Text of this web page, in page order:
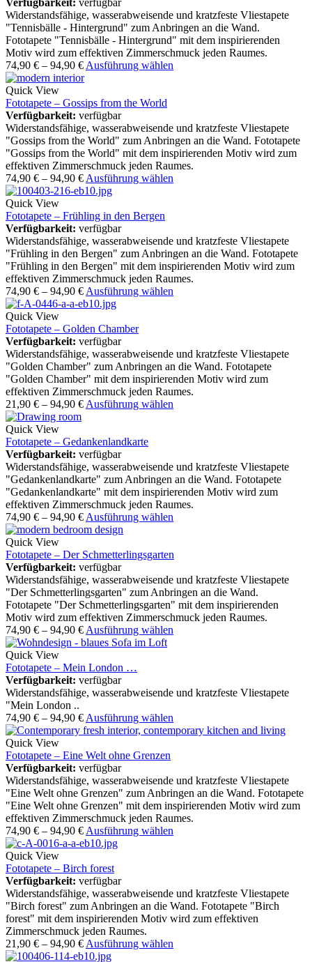
Verfügbarkeit: verfügbar
Widerstandsfähige, wasserabweisende und kratzfeste Vliestapete
"Tennisbälle - Hintergrund" zum Anbringen an die Wand.
Fototapete "Tennisbälle - Hintergrund" mit dem inspirierenden
Motiv wird zum effektiven Zimmerschmuck jeden Raumes.
74,90 € – 94,90 € Ausführung wählen
Quick View
Fototapete – Gossips from the World
Verfügbarkeit: verfügbar
Widerstandsfähige, wasserabweisende und kratzfeste Vliestapete
"Gossips from the World" zum Anbringen an die Wand. Fototapete
"Gossips from the World" mit dem inspirierenden Motiv wird zum
effektiven Zimmerschmuck jeden Raumes.
74,90 € – 94,90 € Ausführung wählen
Quick View
Fototapete – Frühling in den Bergen
Verfügbarkeit: verfügbar
Widerstandsfähige, wasserabweisende und kratzfeste Vliestapete
"Frühling in den Bergen" zum Anbringen an die Wand. Fototapete
"Frühling in den Bergen" mit dem inspirierenden Motiv wird zum
effektiven Zimmerschmuck jeden Raumes.
74,90 € – 94,90 € Ausführung wählen
Quick View
Fototapete – Golden Chamber
Verfügbarkeit: verfügbar
Widerstandsfähige, wasserabweisende und kratzfeste Vliestapete
"Golden Chamber" zum Anbringen an die Wand. Fototapete
"Golden Chamber" mit dem inspirierenden Motiv wird zum
effektiven Zimmerschmuck jeden Raumes.
21,90 € – 94,90 € Ausführung wählen
Quick View
Fototapete – Gedankenlandkarte
Verfügbarkeit: verfügbar
Widerstandsfähige, wasserabweisende und kratzfeste Vliestapete
"Gedankenlandkarte" zum Anbringen an die Wand. Fototapete
"Gedankenlandkarte" mit dem inspirierenden Motiv wird zum
effektiven Zimmerschmuck jeden Raumes.
74,90 € – 94,90 € Ausführung wählen
Quick View
Fototapete – Der Schmetterlingsgarten
Verfügbarkeit: verfügbar
Widerstandsfähige, wasserabweisende und kratzfeste Vliestapete
"Der Schmetterlingsgarten" zum Anbringen an die Wand.
Fototapete "Der Schmetterlingsgarten" mit dem inspirierenden
Motiv wird zum effektiven Zimmerschmuck jeden Raumes.
74,90 € – 94,90 € Ausführung wählen
Quick View
Fototapete – Mein London …
Verfügbarkeit: verfügbar
Widerstandsfähige, wasserabweisende und kratzfeste Vliestapete
"Mein London ..
74,90 € – 94,90 € Ausführung wählen
Quick View
Fototapete – Eine Welt ohne Grenzen
Verfügbarkeit: verfügbar
Widerstandsfähige, wasserabweisende und kratzfeste Vliestapete
"Eine Welt ohne Grenzen" zum Anbringen an die Wand. Fototapete
"Eine Welt ohne Grenzen" mit dem inspirierenden Motiv wird zum
effektiven Zimmerschmuck jeden Raumes.
74,90 € – 94,90 € Ausführung wählen
Quick View
Fototapete – Birch forest
Verfügbarkeit: verfügbar
Widerstandsfähige, wasserabweisende und kratzfeste Vliestapete
"Birch forest" zum Anbringen an die Wand. Fototapete "Birch
forest" mit dem inspirierenden Motiv wird zum effektiven
Zimmerschmuck jeden Raumes.
21,90 € – 94,90 € Ausführung wählen